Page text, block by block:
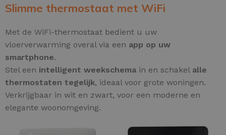
Slimme thermostaat met WiFi
Met de WiFi-thermostaat bedient u uw
vloerverwarming overal via een app op uw
smartphone.
Stel een intelligent weekschema in en schakel alle
thermostaten tegelijk, ideaal voor grote woningen.
Verkrijgbaar in wit en zwart, voor een moderne en
elegante woonomgeving.